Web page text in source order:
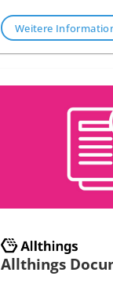
Weitere
Allthings